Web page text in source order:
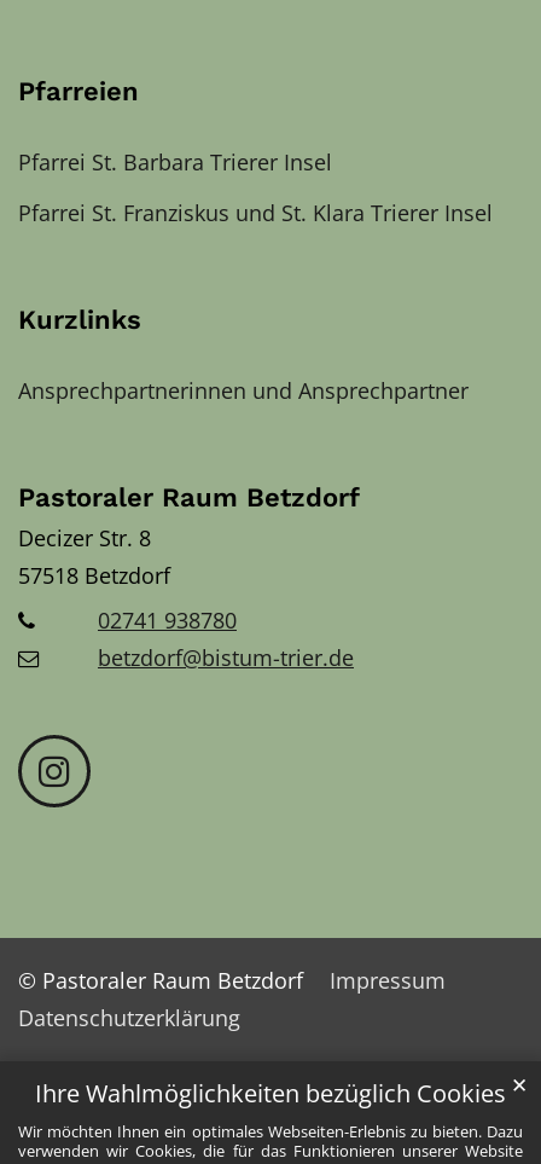
Ihre Wahlmöglichkeiten bezüglich Cookies
Wir möchten Ihnen ein optimales Webseiten-Erlebnis zu bieten. Dazu
verwenden wir Cookies, die für das Funktionieren unserer Website
✕
Pfarreien
Pfarrei St. Barbara Trierer Insel
Pfarrei St. Franziskus und St. Klara Trierer Insel
Kurzlinks
Ansprechpartnerinnen und Ansprechpartner
Pastoraler Raum Betzdorf
Decizer Str. 8
57518 Betzdorf
02741 938780
betzdorf@bistum-trier.de
© Pastoraler Raum Betzdorf
Impressum
Datenschutzerklärung